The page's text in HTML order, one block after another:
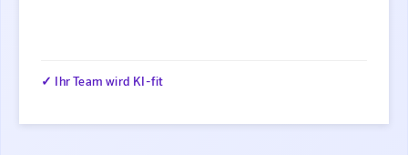
✓ Ihr Team wird KI-fit